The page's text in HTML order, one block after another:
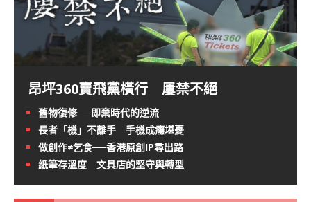
昂坪360賣飛黨橫行 屢禁不絕
舊物復修──即棄時代的逆流
長者「機」不離手 手機成癮堪憂
做創作≠乞食──香港原創IP尋出路
紙筆存溫度 文具店的堅守與轉型